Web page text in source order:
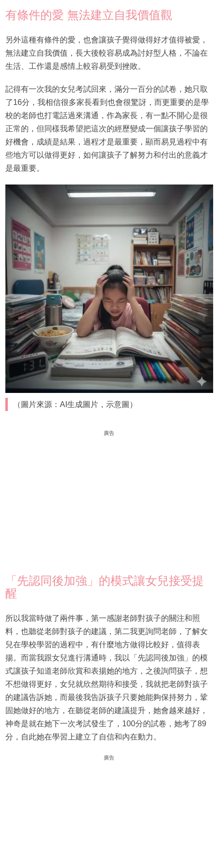
有條件的愛 無法建立自我價值觀
另外這種有條件的愛，也會讓孩子覺得做得好才值得被愛，
無法建立自我價值，長大後較容易成為討好型人格，不論在
生活、工作還是感情上較容易受到挫敗。
記得有一次我的女兒考試回來，滿分一百分的試卷，她只取
了16分，我相信很多家長看到也會很驚訝，而更重要的是學
校的老師也打電話過來溝通，作為家長，有一點不開心是很
正常的，但同樣我希望把這次的經歷變成一個讓孩子學習的
好機會，成績是結果，過程才是最重要，顯而易見過程中有
些地方可以做得更好，如何讓孩子了解努力和付出的意義才
是最重要。
（圖片來源：AI生成圖片，示意圖）
廣告
「先認同後加強」的模式讓女兒接受提
醒
所以我當時做了兩件事，第一感謝老師對孩子的關注和照
料，也聽從老師對孩子的建議，第二我更詢問老師，了解女
兒在學校學習的過程中，有什麼地方做得比較好，值得表
揚。而當我跟女兒進行溝通時，我以「先認同後加強」的模
式讓孩子知道老師欣賞和表揚她的地方，之後詢問孩子，想
不想做得更好，女兒就欣然期待和接受，我就把老師對孩子
的建議告訴她，而最後我告訴孩子只要她能夠保持努力，鞏
固她做好的地方，在聽從老師的建議提升，她會越來越好，
神奇是就在她下一次考試發生了，100分的試卷，她考了89
分，自此她在學習上建立了自信和內在動力。
廣告